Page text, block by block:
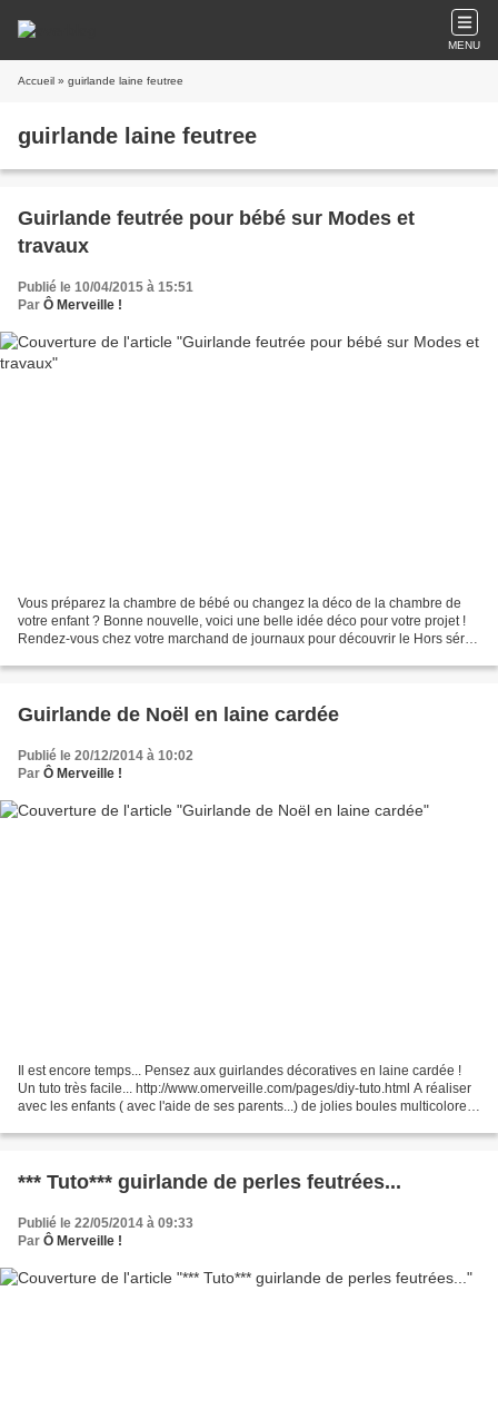
MENU
Accueil » guirlande laine feutree
guirlande laine feutree
Guirlande feutrée pour bébé sur Modes et
travaux
Publié le 10/04/2015 à 15:51
Par Ô Merveille !
Vous préparez la chambre de bébé ou changez la déco de la chambre de
votre enfant ? Bonne nouvelle, voici une belle idée déco pour votre projet !
Rendez-vous chez votre marchand de journaux pour découvrir le Hors série
Guirlande de Noël en laine cardée
Publié le 20/12/2014 à 10:02
Par Ô Merveille !
Il est encore temps... Pensez aux guirlandes décoratives en laine cardée !
Un tuto très facile... http://www.omerveille.com/pages/diy-tuto.html A réaliser
avec les enfants ( avec l'aide de ses parents...) de jolies boules multicolores
*** Tuto*** guirlande de perles feutrées...
Publié le 22/05/2014 à 09:33
Par Ô Merveille !